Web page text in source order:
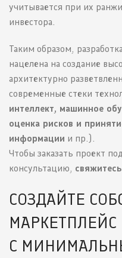
учитывается при их
инвестора.
Таким образом,
нацелена на создание
архитектурно
современные стеки
интеллект, машинное
оценка рисков и
информации и пр.).
Чтобы заказать проект
консультацию,
СОЗДАЙТЕ
МАРКЕТПЛЕЙС
С